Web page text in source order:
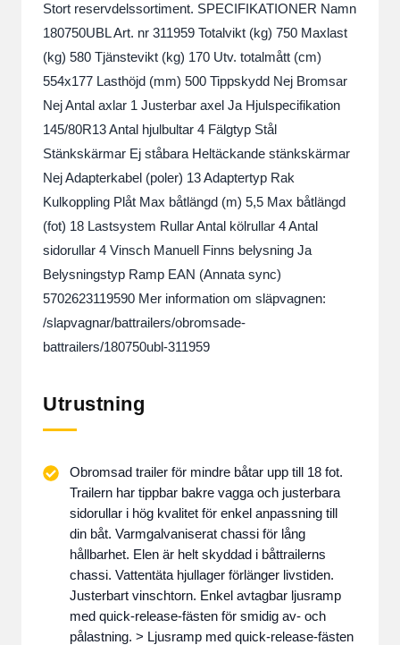
Stort reservdelssortiment. SPECIFIKATIONER Namn
180750UBL Art. nr 311959 Totalvikt (kg) 750 Maxlast
(kg) 580 Tjänstevikt (kg) 170 Utv. totalmått (cm)
554x177 Lasthöjd (mm) 500 Tippskydd Nej Bromsar
Nej Antal axlar 1 Justerbar axel Ja Hjulspecifikation
145/80R13 Antal hjulbultar 4 Fälgtyp Stål
Stänkskärmar Ej ståbara Heltäckande stänkskärmar
Nej Adapterkabel (poler) 13 Adaptertyp Rak
Kulkoppling Plåt Max båtlängd (m) 5,5 Max båtlängd
(fot) 18 Lastsystem Rullar Antal kölrullar 4 Antal
sidorullar 4 Vinsch Manuell Finns belysning Ja
Belysningstyp Ramp EAN (Annata sync)
5702623119590 Mer information om släpvagnen:
/slapvagnar/battrailers/obromsade-
battrailers/180750ubl-311959
Utrustning
Obromsad trailer för mindre båtar upp till 18 fot.
Trailern har tippbar bakre vagga och justerbara
sidorullar i hög kvalitet för enkel anpassning till
din båt. Varmgalvaniserat chassi för lång
hållbarhet. Elen är helt skyddad i båttrailerns
chassi. Vattentäta hjullager förlänger livstiden.
Justerbart vinschtorn. Enkel avtagbar ljusramp
med quick-release-fästen för smidig av- och
pålastning. > Ljusramp med quick-release-fästen